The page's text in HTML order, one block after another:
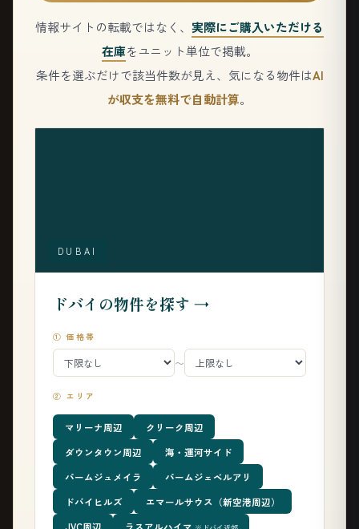
情報サイトの転載ではなく、 実際にご購入いただける
在庫をユニット単位で掲載。
条件を選ぶだけで該当件数が見え、気になる物件はAI
が収支を無料で自動計算。
DUBAI
ドバイの物件を探す →
① 価格帯
〜
② エリア
マリーナ周辺
クリーク周辺
ダウンタウン周辺
海・運河サイド
パームジュメイラ
パームジェベルアリ
ドバイヒルズ
エマールサウス（新空港周辺）
JVC周辺
ラスアルハイマ